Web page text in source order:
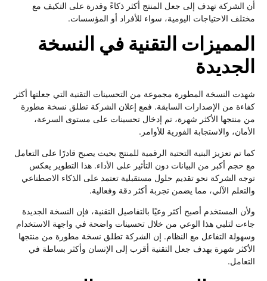
أن الشركة تهدف إلى جعل المنتج أكثر ذكاءً وقدرة على التكيف مع
مختلف الاحتياجات اليومية، سواء للأفراد أو المؤسسات.
المميزات التقنية في النسخة
الجديدة
شهدت النسخة المطورة مجموعة من التحسينات التقنية التي جعلتها أكثر
كفاءة من الإصدارات السابقة. فمع إعلان الشركة تطلق نسخة مطورة
من منتجها الأكثر شهرة، تم إدخال تحسينات على مستوى السرعة،
الأمان، والاستجابة الفورية للأوامر.
كما تم تعزيز البنية التحتية الرقمية للمنتج بحيث يصبح قادرًا على التعامل
مع حجم أكبر من البيانات دون التأثير على الأداء. هذا التطوير يعكس
توجه الشركة نحو تقديم حلول مستقبلية تعتمد على الذكاء الاصطناعي
والتعلم الآلي، مما يضمن تجربة أكثر دقة وفعالية.
ولأن المستخدم أصبح أكثر وعيًا بالتفاصيل التقنية، فإن النسخة الجديدة
جاءت لتلبي هذا الوعي من خلال تحسينات واضحة في واجهة الاستخدام
وسهولة التفاعل مع النظام. إن الشركة تطلق نسخة مطورة من منتجها
الأكثر شهرة بهدف جعل التقنية أقرب إلى الإنسان وأكثر بساطة في
التعامل.